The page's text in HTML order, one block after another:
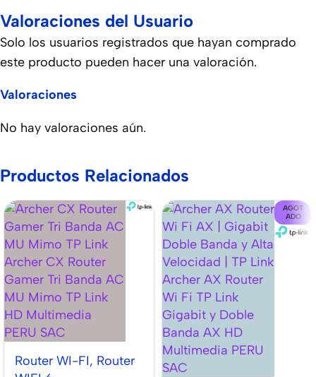
Valoraciones del Usuario
Valoraciones
No hay valoraciones aún.
Solo los usuarios registrados que hayan comprado
este producto pueden hacer una valoración.
Productos Relacionados
Router WI-FI, Router
AGOT
ADO